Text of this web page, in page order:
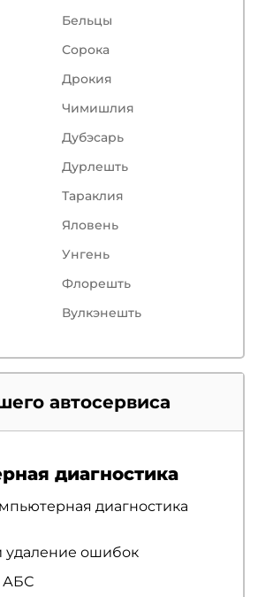
Бельцы
Сорокa
Дрокия
Чимишлия
Дубэсарь
Дурлешть
Тараклия
Яловень
Унгень
Флорешть
Вулкэнешть
автосервиса
диагностика
диагностика
удаление ошибок
АБС